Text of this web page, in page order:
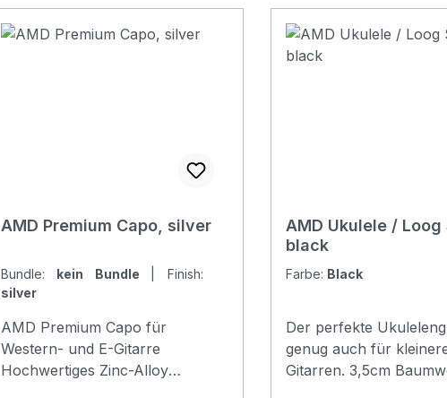
AMD Premium Capo, silver
Bundle: kein Bundle
Finish:
silver
AMD Premium Capo für
Western- und E-Gitarre
Hochwertiges Zinc-Alloy
AMD Ukulele / Loog
black
Farbe: Black
Der perfekte
genug auch für
Gitarren. 3,5cm Baumwollgurt